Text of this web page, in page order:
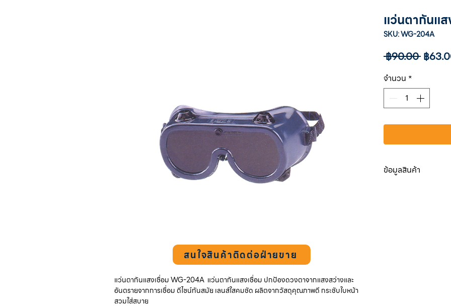
แว่นตากันแสงเชื่อม WG-204A แว่นตากันแสงเชื่อม ปกป้องดวงตาจากแสงสว่างและ
อันตรายจากการเชื่อม ดีไซน์ทันสมัย เลนส์ใสคมชัด ผลิตจากวัสดุคุณภาพดี กระชับใบหน้า
สวมใส่สบาย
แว่นตากันแ
SKU: WG-204A
฿90.00 ราคา
฿
จำนวน *
ข้อมูลสินค้า
สนใจสินค้าติดต่อฝ่ายขาย